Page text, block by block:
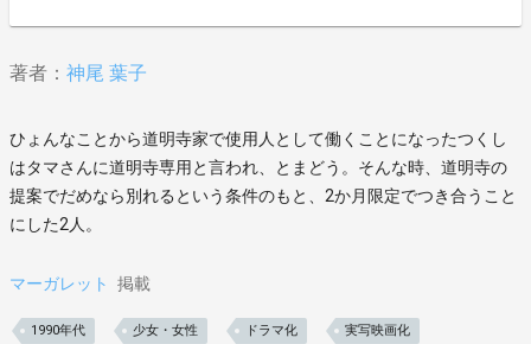
著者： 神尾 葉子
ひょんなことから道明寺家で使用人として働くことになったつくし
はタマさんに道明寺専用と言われ、とまどう。そんな時、道明寺の
提案でだめなら別れるという条件のもと、2か月限定でつき合うこと
にした2人。
マーガレット 掲載
1990年代 少女・女性 ドラマ化 実写映画化